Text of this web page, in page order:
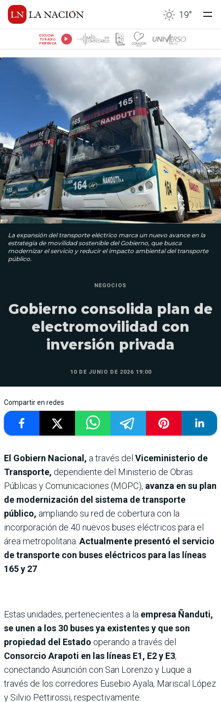
19°
ESCUCHÁ
TU RADIO
PREFERIDA
La expansión del transporte eléctrico marca un nuevo avance en la
estrategia de movilidad sostenible del Gobierno, que busca
modernizar el servicio y reducir el impacto ambiental del transporte
público.
NEGOCIOS
Gobierno consolida plan de
electromovilidad con
inversión privada
10 DE JUNIO DE 2026 19:00
Compartir en redes
El Gobiern Nacional, a través del Viceministerio de
Transporte, dependiente del Ministerio de Obras
Públicas y Comunicaciones (MOPC), avanza en su plan
de modernización del sistema de transporte
público, ampliando su red de cobertura con la
incorporación de 40 nuevos buses eléctricos para el
área metropolitana. Actualmente presentó el servicio
de transporte con buses eléctricos para las líneas
165 y 27
Estas unidades, pertenecientes a la empresa Ñanduti,
se unen a los 30 buses ya existentes y que son
propiedad del Estado operando a través del
Consorcio Arapoti en las líneas E1, E2 y E3,
conectando Asunción con San Lorenzo y Luque a
través de los corredores Eusebio Ayala, Mariscal López
y Silvio Pettirossi, respectivamente.